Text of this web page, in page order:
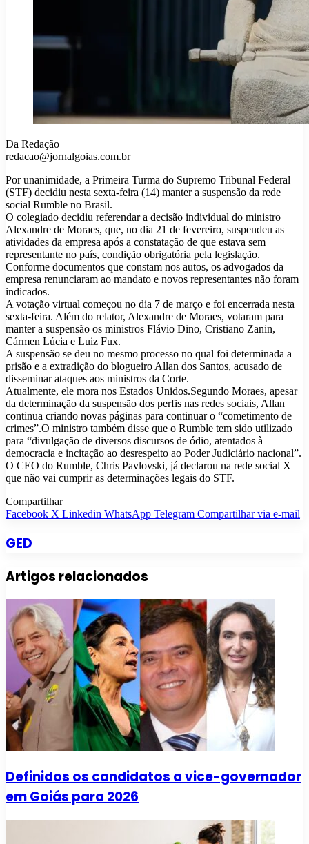
Da Redação
redacao@jornalgoias.com.br
Por unanimidade, a Primeira Turma do Supremo Tribunal Federal
(STF) decidiu nesta sexta-feira (14) manter a suspensão da rede
social Rumble no Brasil.
O colegiado decidiu referendar a decisão individual do ministro
Alexandre de Moraes, que, no dia 21 de fevereiro, suspendeu as
atividades da empresa após a constatação de que estava sem
representante no país, condição obrigatória pela legislação.
Conforme documentos que constam nos autos, os advogados da
empresa renunciaram ao mandato e novos representantes não foram
indicados.
A votação virtual começou no dia 7 de março e foi encerrada nesta
sexta-feira. Além do relator, Alexandre de Moraes, votaram para
manter a suspensão os ministros Flávio Dino, Cristiano Zanin,
Cármen Lúcia e Luiz Fux.
A suspensão se deu no mesmo processo no qual foi determinada a
prisão e a extradição do blogueiro Allan dos Santos, acusado de
disseminar ataques aos ministros da Corte.
Atualmente, ele mora nos Estados Unidos.Segundo Moraes, apesar
da determinação da suspensão dos perfis nas redes sociais, Allan
continua criando novas páginas para continuar o “cometimento de
crimes”.O ministro também disse que o Rumble tem sido utilizado
para “divulgação de diversos discursos de ódio, atentados à
democracia e incitação ao desrespeito ao Poder Judiciário nacional”.
O CEO do Rumble, Chris Pavlovski, já declarou na rede social X
que não vai cumprir as determinações legais do STF.
Compartilhar
Facebook X Linkedin WhatsApp Telegram Compartilhar via e-mail
GED
Artigos relacionados
Definidos os candidatos a vice-governador
em Goiás para 2026